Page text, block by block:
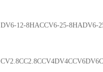
DV6-12-8HACCV6-25-8HADV6-